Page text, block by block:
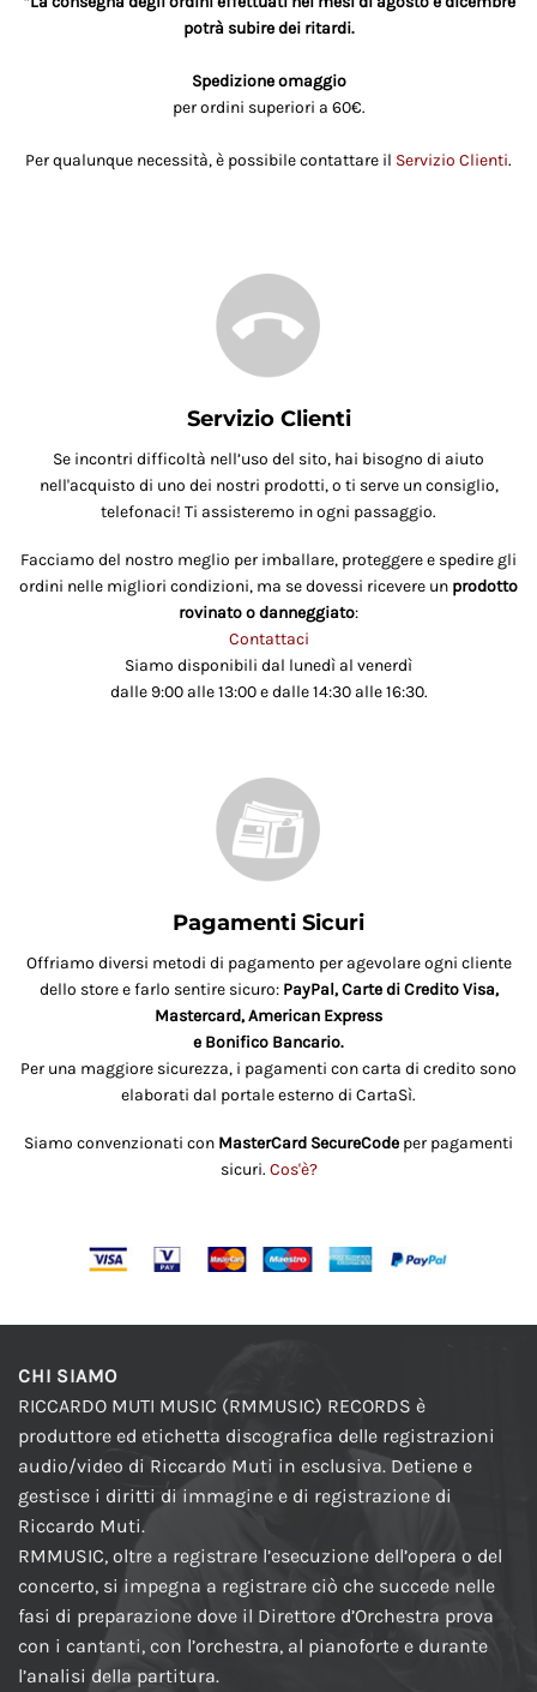
potrà subire dei ritardi.
Spedizione omaggio
per ordini superiori a 60€.
Per qualunque necessità, è possibile contattare il Servizio Clienti.
Servizio Clienti
Se incontri difficoltà nell’uso del sito, hai bisogno di aiuto
nell'acquisto di uno dei nostri prodotti, o ti serve un consiglio,
telefonaci! Ti assisteremo in ogni passaggio.
Facciamo del nostro meglio per imballare, proteggere e spedire gli
ordini nelle migliori condizioni, ma se dovessi ricevere un prodotto
rovinato o danneggiato:
Contattaci
Siamo disponibili dal lunedì al venerdì
dalle 9:00 alle 13:00 e dalle 14:30 alle 16:30.
Pagamenti Sicuri
Offriamo diversi metodi di pagamento per agevolare ogni cliente
dello store e farlo sentire sicuro: PayPal, Carte di Credito Visa,
Mastercard, American Express
e Bonifico Bancario.
Per una maggiore sicurezza, i pagamenti con carta di credito sono
elaborati dal portale esterno di CartaSì.
Siamo convenzionati con MasterCard SecureCode per pagamenti
sicuri. Cos'è?
CHI SIAMO
RICCARDO MUTI MUSIC (RMMUSIC) RECORDS è
produttore ed etichetta discografica delle registrazioni
audio/video di Riccardo Muti in esclusiva. Detiene e
gestisce i diritti di immagine e di registrazione di
Riccardo Muti.
RMMUSIC, oltre a registrare l’esecuzione dell’opera o del
concerto, si impegna a registrare ciò che succede nelle
fasi di preparazione dove il Direttore d’Orchestra prova
con i cantanti, con l’orchestra, al pianoforte e durante
l’analisi della partitura.